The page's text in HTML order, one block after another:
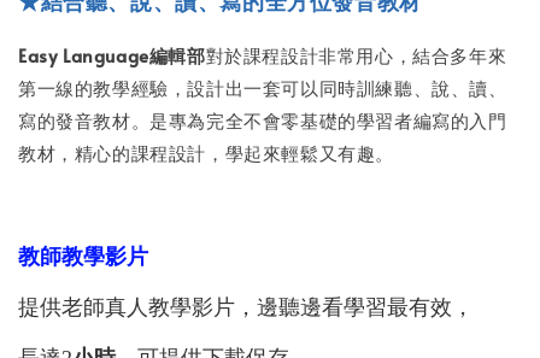
Easy Language編輯部對於課程設計非常用心，結合多年來
第一線的教學經驗，設計出一套可以同時訓練聽、說、讀、
寫的發音教材。是專為完全不會零基礎的學習者編寫的入門
教材，精心的課程設計，學起來輕鬆又有趣。
教師教學影片
提供老師真人教學影片，邊聽邊看學習最有效，